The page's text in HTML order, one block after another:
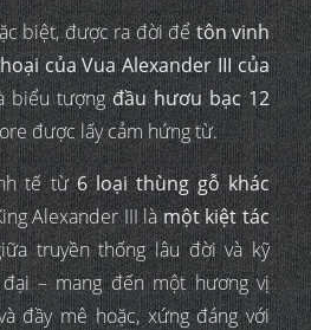
biệt, được ra đời đểtôn vinh
của Vua Alexander III của
biểu tượngđầu hươu bạc 12
được lấy cảm hứng từ.
tế từ6 loại thùng gỗ khác
Alexander III làmột kiệt tác
truyền thống lâu đời và kỹ
– mang đến một hương vị
đầy mê hoặc, xứng đáng với